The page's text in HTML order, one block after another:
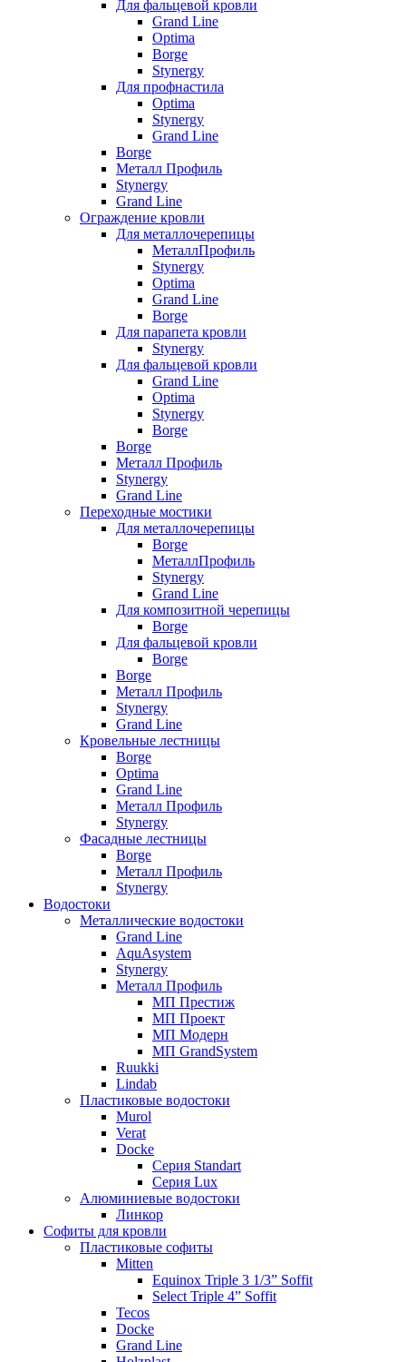
Для фальцевой кровли
Grand Line
Optima
Borge
Stynergy
Для профнастила
Optima
Stynergy
Grand Line
Borge
Металл Профиль
Stynergy
Grand Line
Ограждение кровли
Для металлочерепицы
МеталлПрофиль
Stynergy
Optima
Grand Line
Borge
Для парапета кровли
Stynergy
Для фальцевой кровли
Grand Line
Optima
Stynergy
Borge
Borge
Металл Профиль
Stynergy
Grand Line
Переходные мостики
Для металлочерепицы
Borge
МеталлПрофиль
Stynergy
Grand Line
Для композитной черепицы
Borge
Для фальцевой кровли
Borge
Borge
Металл Профиль
Stynergy
Grand Line
Кровельные лестницы
Borge
Optima
Grand Line
Металл Профиль
Stynergy
Фасадные лестницы
Borge
Металл Профиль
Stynergy
Водостоки
Металлические водостоки
Grand Line
AquAsystem
Stynergy
Металл Профиль
МП Престиж
МП Проект
МП Модерн
МП GrandSystem
Ruukki
Lindab
Пластиковые водостоки
Murol
Verat
Docke
Серия Standart
Серия Lux
Алюминиевые водостоки
Линкор
Софиты для кровли
Пластиковые софиты
Mitten
Equinox Triple 3 1/3” Soffit
Select Triple 4” Soffit
Tecos
Docke
Grand Line